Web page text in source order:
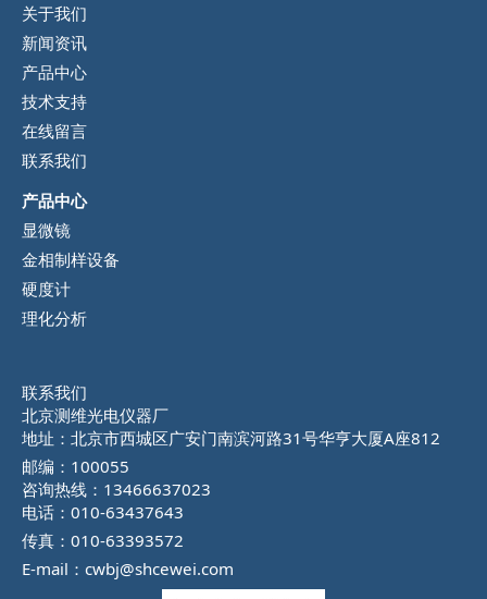
关于我们
新闻资讯
产品中心
技术支持
在线留言
联系我们
产品中心
显微镜
金相制样设备
硬度计
理化分析
联系我们
北京测维光电仪器厂
地址：北京市西城区广安门南滨河路31号华亨大厦A座812
邮编：100055
咨询热线：13466637023
电话：010-63437643
传真：010-63393572
E-mail：cwbj@shcewei.com